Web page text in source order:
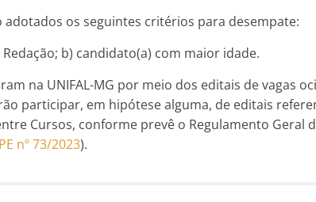
adotados os seguintes critérios para desempate:
b) candidato(a) com maior idade.
na UNIFAL-MG por meio dos editais de vagas
participar, em hipótese alguma, de editais
Cursos, conforme prevê o Regulamento Geral
nº 73/2023).